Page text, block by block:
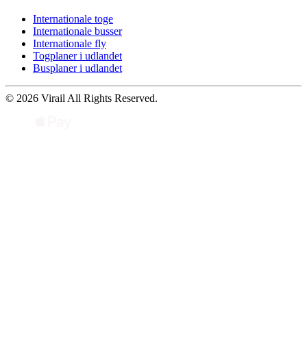
Internationale toge
Internationale busser
Internationale fly
Togplaner i udlandet
Busplaner i udlandet
© 2026 Virail All Rights Reserved.